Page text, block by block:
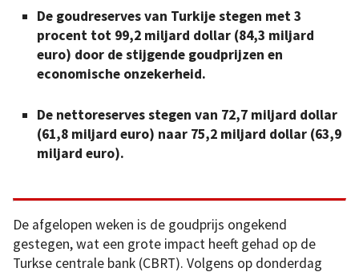
De goudreserves van Turkije stegen met 3
procent tot 99,2 miljard dollar (84,3 miljard
euro) door de stijgende goudprijzen en
economische onzekerheid.
De nettoreserves stegen van 72,7 miljard dollar
(61,8 miljard euro) naar 75,2 miljard dollar (63,9
miljard euro).
De afgelopen weken is de goudprijs ongekend
gestegen, wat een grote impact heeft gehad op de
Turkse centrale bank (CBRT). Volgens op donderdag